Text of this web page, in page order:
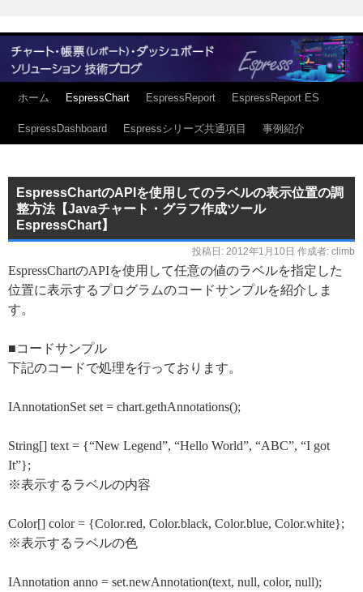
ホーム EspressChart EspressReport EspressReport ES
EspressDashboard Espressシリーズ共通項目 事例紹介
EspressChartのAPIを使用してのラベルの表示位置の調
整方法【Javaチャート・グラフ作成ツール
EspressChart】
投稿日: 2012年1月10日 作成者: climb
EspressChartのAPIを使用して任意の値のラベルを指定した
位置に表示するプログラムのコードサンプルを紹介しま
す。
■コードサンプル
下記のコードで処理を行っております。
IAnnotationSet set = chart.gethAnnotations();
String[] text = {“New Legend”, “Hello World”, “ABC”, “I got
It”};
※表示するラベルの内容
Color[] color = {Color.red, Color.black, Color.blue, Color.white};
※表示するラベルの色
IAnnotation anno = set.newAnnotation(text, null, color, null);